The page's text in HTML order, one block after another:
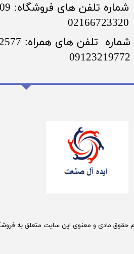
حقوق مادی و معنوی این سایت متعلق به
02166723320
09123219772